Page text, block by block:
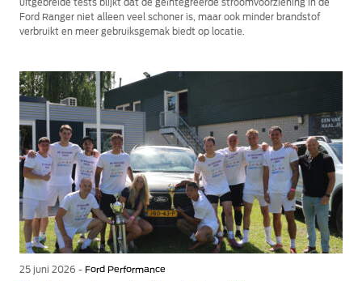
uitgebreide tests blijkt dat de geïntegreerde stroomvoorziening in de
Ford Ranger niet alleen veel schoner is, maar ook minder brandstof
verbruikt en meer gebruiksgemak biedt op locatie.
25 juni 2026 - Ford Performance